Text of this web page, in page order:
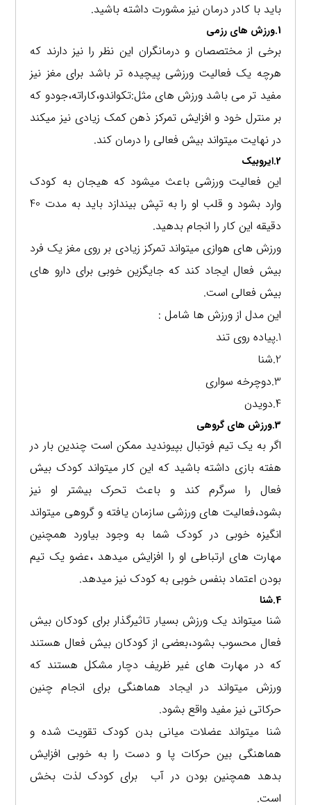
باید با کادر درمان نیز مشورت داشته باشید.
1.ورزش های رزمی
برخی از مختصصان و درمانگران این نظر را نیز دارند که
هرچه یک فعالیت ورزشی پیچیده تر باشد برای مغز نیز
مفید تر می باشد ورزش های مثل:تکواندو،کاراته،جودو که
بر منترل خود و افزایش تمرکز ذهن کمک زیادی نیز میکند
در نهایت میتواند بیش فعالی را درمان کند.
2.ایروبیک
این فعالیت ورزشی باعث میشود که هیجان به کودک
وارد بشود و قلب او را به تپش بیندازد باید به مدت 40
دقیقه این کار را انجام بدهید.
ورزش های هوازی میتواند تمرکز زیادی بر روی مغز یک فرد
بیش فعال ایجاد کند که جایگزین خوبی برای دارو های
بیش فعالی است.
این مدل از ورزش ها شامل :
1.پیاده روی تند
2.شنا
3.دوچرخه سواری
4.دویدن
3.ورزش های گروهی
اگر به یک تیم فوتبال بپیوندید ممکن است چندین بار در
هفته بازی داشته باشید که این کار میتواند کودک بیش
فعال را سرگرم کند و باعث تحرک بیشتر او نیز
بشود،فعالیت های ورزشی سازمان یافته و گروهی میتواند
انگیزه خوبی در کودک شما به وجود بیاورد همچنین
مهارت های ارتباطی او را افزایش میدهد ،عضو یک تیم
بودن اعتماد بنفس خوبی به کودک نیز میدهد.
4.شنا
شنا میتواند یک ورزش بسیار تاثیرگذار برای کودکان بیش
فعال محسوب بشود،بعضی از کودکان بیش فعال هستند
که در مهارت های غیر ظریف دچار مشکل هستند که
ورزش میتواند در ایجاد هماهنگی برای انجام چنین
حرکاتی نیز مفید واقع بشود.
شنا میتواند عضلات میانی بدن کودک تقویت شده و
هماهنگی بین حرکات پا و دست را به خوبی افزایش
بدهد همچنین بودن در آب برای کودک لذت بخش
است.